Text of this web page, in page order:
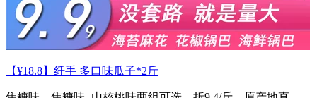
【¥18.8】纤手 多口味瓜子*2斤